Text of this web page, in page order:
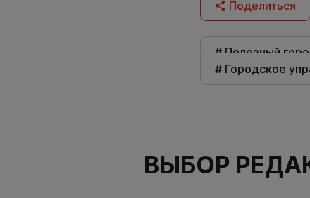
Поделиться
# Полезный
# Городское
ВЫБОР